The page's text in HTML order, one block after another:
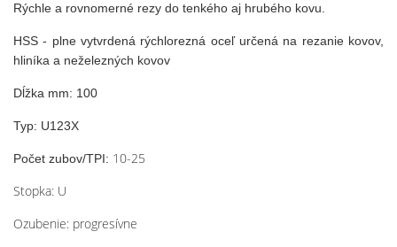
Rýchle a rovnomerné rezy do tenkého aj hrubého kovu.
HSS - plne vytvrdená rýchlorezná oceľ určená na rezanie kovov,
hliníka a neželezných kovov
Dĺžka mm: 100
Typ: U123X
Počet zubov/TPI: 10-25
Stopka: U
Ozubenie: progresívne